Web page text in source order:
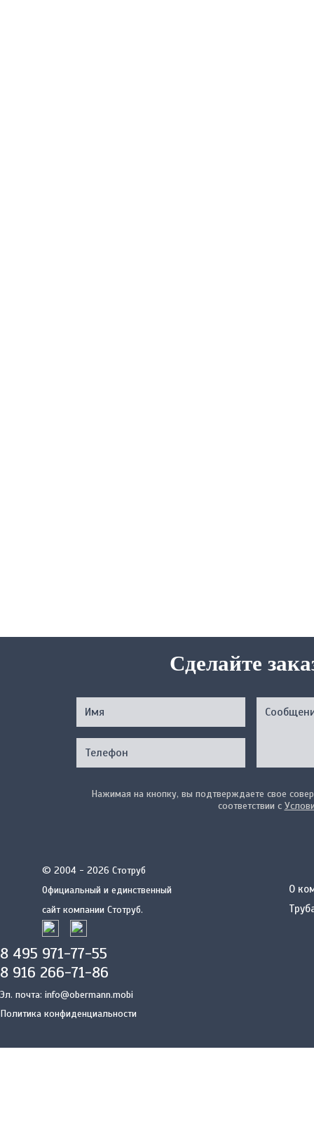
Сделайте
Нажимая на кнопку, вы подтверждаете свое
соответствии с
© 2004 - 2026 Стотруб
Официальный и единственный
сайт компании Стотруб.
О
8 495 971-77-55
8 916 266-71-86
Эл. почта: info@obermann.mobi
Политика конфиденциальности